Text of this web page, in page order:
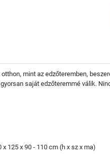
otthon, mint az edzőteremben,
saját edzőteremmé válik.
x 125 x 90 - 110 cm (h x sz x ma)